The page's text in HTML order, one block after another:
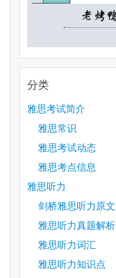
分类
雅思考试简介
雅思常识
雅思考试动态
雅思考点信息
雅思听力
剑桥雅思听力原文
雅思听力真题解析
雅思听力词汇
雅思听力知识点